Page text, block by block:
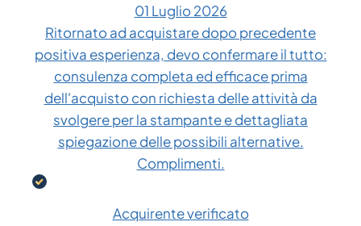
01 Luglio 2026
Ritornato ad acquistare dopo precedente
positiva esperienza, devo confermare il tutto:
consulenza completa ed efficace prima
dell'acquisto con richiesta delle attività da
svolgere per la stampante e dettagliata
spiegazione delle possibili alternative.
Complimenti.
Acquirente verificato